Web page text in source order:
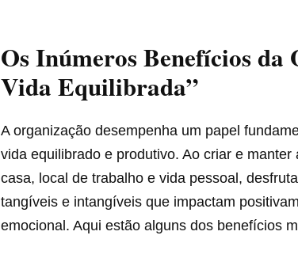
Os Inúmeros Benefícios
Vida Equilibrada”
A organização desempenha um papel
vida equilibrado e produtivo. Ao criar e
casa, local de trabalho e vida pessoal,
tangíveis e intangíveis que impactam
emocional. Aqui estão alguns dos benefícios